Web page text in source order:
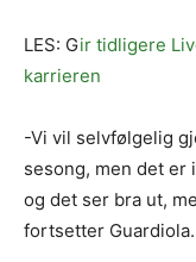
LES: Gir tidligere
karrieren
-Vi vil selvfølgelig
sesong, men det er
og det ser bra ut,
fortsetter Guardiola.